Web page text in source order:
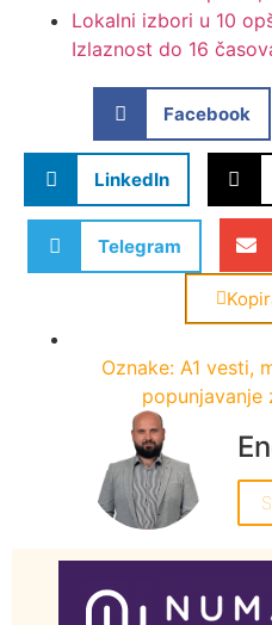
Lokalni izbori u 10
Izlaznost do 16
Facebook
LinkedIn
Telegram
Oznake: A1 vesti,
popunjavanje